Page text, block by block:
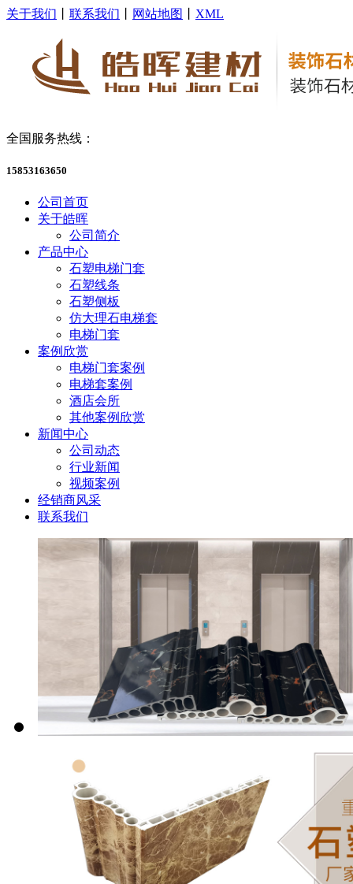
关于我们 联系我们 网站地图 XML
全国服务热线：
15853163650
公司首页
关于皓晖
公司简介
产品中心
石塑电梯门套
石塑线条
石塑侧板
仿大理石电梯套
电梯门套
案例欣赏
电梯门套案例
电梯套案例
酒店会所
其他案例欣赏
新闻中心
公司动态
行业新闻
视频案例
经销商风采
联系我们